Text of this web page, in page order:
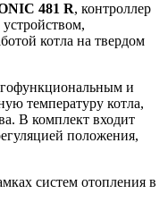
481 R, контроллер
котла на твердом
и
температуру котла,
В комплект входит
положения,
систем отопления в